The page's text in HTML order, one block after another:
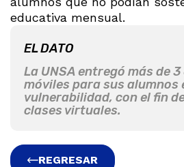
educativa mensual.
EL DATO
La UNSA entregó más de
móviles para sus alumnos
vulnerabilidad, con el fin
clases virtuales.
REGRESAR